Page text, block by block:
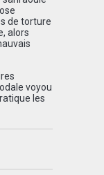
de torture
alors
voyou
les